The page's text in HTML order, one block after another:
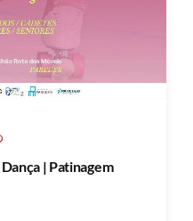
| Patinagem